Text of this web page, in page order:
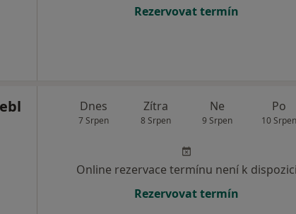
Rezervovat termín
Dnes
7 Srpen
Zítra
8 Srpen
Ne
9 Srpen
Po
10 Srpen
Online rezervace termínu není k dispozici
Rezervovat termín